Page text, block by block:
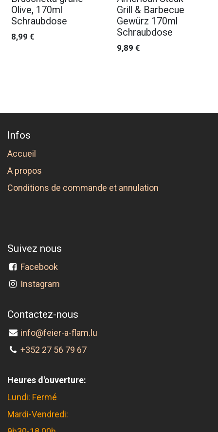
Olive, 170ml
Schraubdose
8,99 €
Grill & Barbecue
Gewürz 170ml
Schraubdose
9,89 €
Infos
Accueil
A propos
Conditions de commande et annulation
Suivez nous
Facebook
Instagram
Contactez-nous
info@feier-a-flam.lu
+352 27 56 79 67
Heures d'ouverture:
Lundi: Fermé
Mardi-Vendredi: